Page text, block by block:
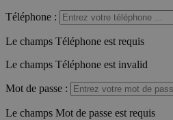
Téléphone :
Le champs Téléphone est requis
Le champs Téléphone est invalid
Mot de passe :
Le champs Mot de passe est requis